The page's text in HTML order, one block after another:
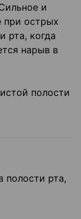
и
при острых
рта, когда
нарыв в
полости
полости рта,